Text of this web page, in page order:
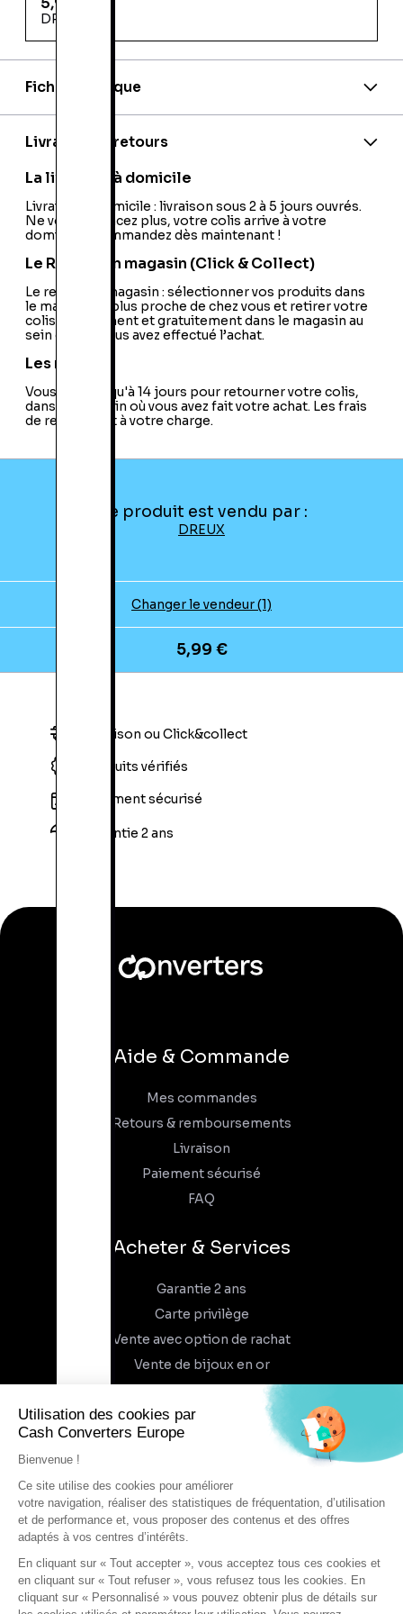
DREUX
Fiche technique
Code EAN:
12300271479
Livraison et retours
La livraison à domicile
Livraison à domicile : livraison sous 2 à 5 jours ouvrés.
Ne vous déplacez plus, votre colis arrive à votre
domicile ! Commandez dès maintenant !
Le Retrait en magasin (Click & Collect)
Le retrait en magasin : sélectionner vos produits dans
le magasin le plus proche de chez vous et retirer votre
colis directement et gratuitement dans le magasin au
sein duquel vous avez effectué l’achat.
Les retours
Vous avez jusqu'à 14 jours pour retourner votre colis,
dans le magasin où vous avez fait votre achat. Les frais
de retour sont à votre charge.
Ce produit est vendu par :
DREUX
Changer le vendeur (1)
5,99 €
Livraison ou Click&collect
Produits vérifiés
Paiement sécurisé
Garantie 2 ans
Aide & Commande
Mes commandes
Retours & remboursements
Livraison
Paiement sécurisé
FAQ
Acheter & Services
Garantie 2 ans
Carte privilège
Vente avec option de rachat
Vente de bijoux en or
À propos
Recrutement
Trouvez un magasin
Rejoindre l'aventure